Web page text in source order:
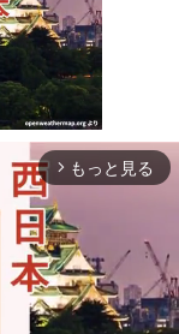
Mute
arrow_forward_ios もっと見る